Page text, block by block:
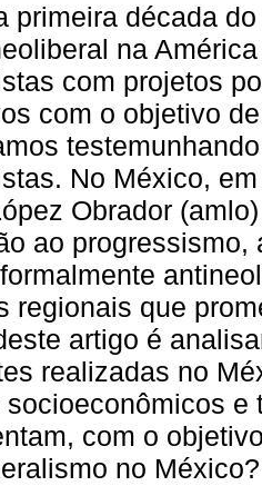
primeira década
na
com projetos
com o objetivo
No México,
Obrador
ao
regionais que
artigo é
realizadas no
socioeconômicos
com o
no México?